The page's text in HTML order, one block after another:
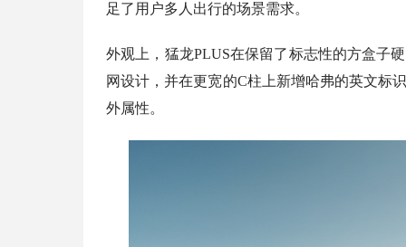
足了用户多人出行的场景需求。
外观上，猛龙PLUS在保留了标志性的方盒子
网设计，并在更宽的C柱上新增哈弗的英文标
外属性。